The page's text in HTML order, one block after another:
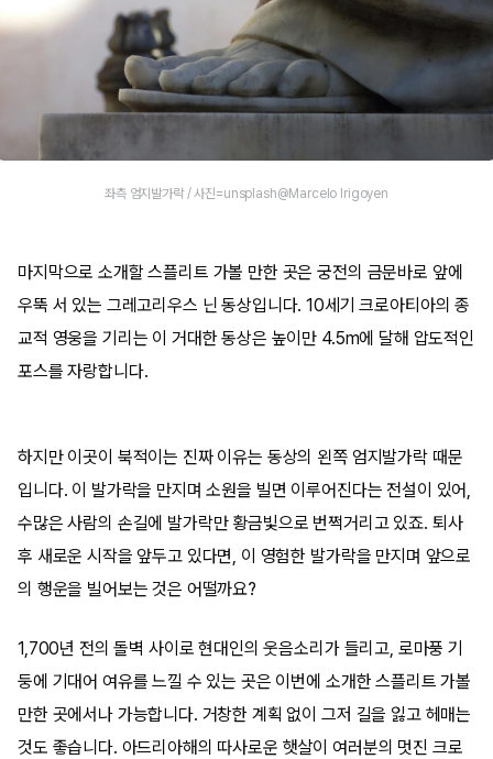
좌측 엄지발가락 / 사진=unsplash@Marcelo Irigoyen
마지막으로 소개할 스플리트 가볼 만한 곳은 궁전의 금문바로 앞에
우뚝 서 있는 그레고리우스 닌 동상입니다. 10세기 크로아티아의 종
교적 영웅을 기리는 이 거대한 동상은 높이만 4.5m에 달해 압도적인
포스를 자랑합니다.
하지만 이곳이 북적이는 진짜 이유는 동상의 왼쪽 엄지발가락 때문
입니다. 이 발가락을 만지며 소원을 빌면 이루어진다는 전설이 있어,
수많은 사람의 손길에 발가락만 황금빛으로 번쩍거리고 있죠. 퇴사
후 새로운 시작을 앞두고 있다면, 이 영험한 발가락을 만지며 앞으로
의 행운을 빌어보는 것은 어떨까요?
1,700년 전의 돌벽 사이로 현대인의 웃음소리가 들리고, 로마풍 기
둥에 기대어 여유를 느낄 수 있는 곳은 이번에 소개한 스플리트 가볼
만한 곳에서나 가능합니다. 거창한 계획 없이 그저 길을 잃고 헤매는
것도 좋습니다. 아드리아해의 따사로운 햇살이 여러분의 멋진 크로